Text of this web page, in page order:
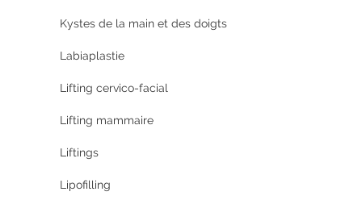
Kystes de la main et des doigts
Labiaplastie
Lifting cervico-facial
Lifting mammaire
Liftings
Lipofilling